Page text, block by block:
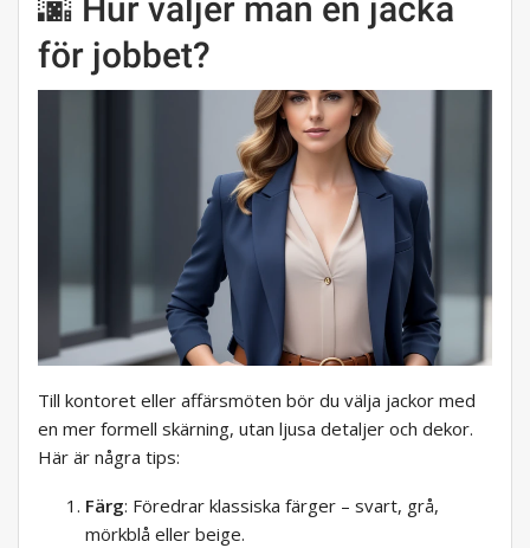
🌆 Hur väljer man en jacka
för jobbet?
Till kontoret eller affärsmöten bör du välja jackor med
en mer formell skärning, utan ljusa detaljer och dekor.
Här är några tips:
Färg: Föredrar klassiska färger – svart, grå,
mörkblå eller beige.